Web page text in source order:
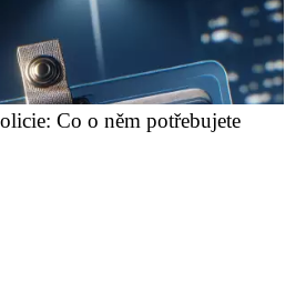
Co o něm potřebujete